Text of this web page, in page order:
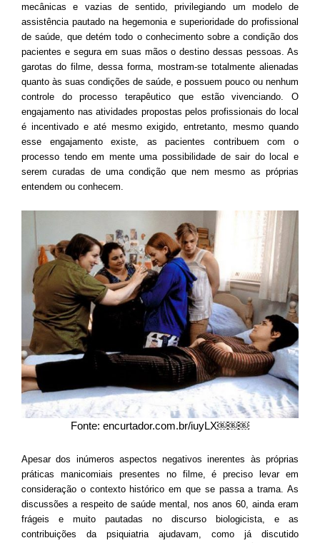
mecânicas e vazias de sentido, privilegiando um modelo de
assistência pautado na hegemonia e superioridade do profissional
de saúde, que detém todo o conhecimento sobre a condição dos
pacientes e segura em suas mãos o destino dessas pessoas. As
garotas do filme, dessa forma, mostram-se totalmente alienadas
quanto às suas condições de saúde, e possuem pouco ou nenhum
controle do processo terapêutico que estão vivenciando. O
engajamento nas atividades propostas pelos profissionais do local
é incentivado e até mesmo exigido, entretanto, mesmo quando
esse engajamento existe, as pacientes contribuem com o
processo tendo em mente uma possibilidade de sair do local e
serem curadas de uma condição que nem mesmo as próprias
entendem ou conhecem.
Fonte: encurtador.com.br/iuyLX￼￼￼
Apesar dos inúmeros aspectos negativos inerentes às próprias
práticas manicomiais presentes no filme, é preciso levar em
consideração o contexto histórico em que se passa a trama. As
discussões a respeito de saúde mental, nos anos 60, ainda eram
frágeis e muito pautadas no discurso biologicista, e as
contribuições da psiquiatria ajudavam, como já discutido